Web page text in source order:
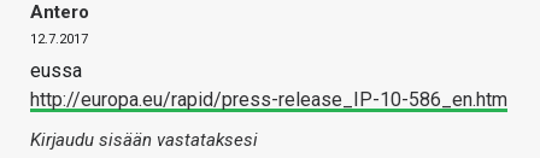
Antero
12.7.2017
eussa
http://europa.eu/rapid/press-release_IP-10-586_en.htm
Kirjaudu sisään vastataksesi